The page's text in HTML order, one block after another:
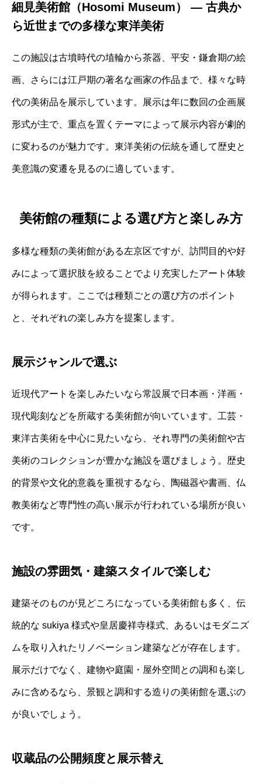
細見美術館（Hosomi Museum） ― 古典か
ら近世までの多様な東洋美術
この施設は古墳時代の埴輪から茶器、平安・鎌倉期の絵
画、さらには江戸期の著名な画家の作品まで、様々な時
代の美術品を展示しています。展示は年に数回の企画展
形式が主で、重点を置くテーマによって展示内容が劇的
に変わるのが魅力です。東洋美術の伝統を通して歴史と
美意識の変遷を見るのに適しています。
美術館の種類による選び方と楽しみ方
多様な種類の美術館がある左京区ですが、訪問目的や好
みによって選択肢を絞ることでより充実したアート体験
が得られます。ここでは種類ごとの選び方のポイント
と、それぞれの楽しみ方を提案します。
展示ジャンルで選ぶ
近現代アートを楽しみたいなら常設展で日本画・洋画・
現代彫刻などを所蔵する美術館が向いています。工芸・
東洋古美術を中心に見たいなら、それ専門の美術館や古
美術のコレクションが豊かな施設を選びましょう。歴史
的背景や文化的意義を重視するなら、陶磁器や書画、仏
教美術など専門性の高い展示が行われている場所が良い
です。
施設の雰囲気・建築スタイルで楽しむ
建築そのものが見どころになっている美術館も多く、伝
統的な sukiya 様式や皇居慶祥寺様式、あるいはモダニズ
ムを取り入れたリノベーション建築などが存在します。
展示だけでなく、建物や庭園・屋外空間との調和も楽し
みに含めるなら、景観と調和する造りの美術館を選ぶの
が良いでしょう。
収蔵品の公開頻度と展示替え